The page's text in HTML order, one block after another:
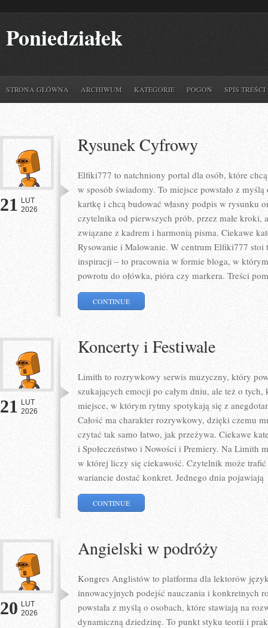
Poniedziałek
STRONA GŁÓWNA ARCHIWUM KATEGORIE POGOŃ SPIS TREŚCI
21 LUT
2026
Rysunek Cyfrowy
Elfiki777 to natchniony portal dla osób, które
w sposób świadomy. To miejsce powstało z
kartkę i chcą budować własny podpis w rysunku
czytelnika od pierwszych prób, przez małe kroki,
związane z kadrem i harmonią pisma. Ciekawe
Rysowanie i Malowanie. W centrum Elfiki777
inspiracji – to pracownia w formie bloga, w
powrotu do ołówka, pióra czy markera. Treści
CONTINUE
21 LUT
2026
Koncerty i Festiwale
Limith to rozrywkowy serwis muzyczny, który
szukających emocji po całym dniu, ale też o
miejsce, w którym rytmy spotykają się z
Całość ma charakter rozrywkowy, dzięki czemu
czytać tak samo łatwo, jak przeżywa. Ciekawe
i Społeczeństwo i Nowości i Premiery. Na Limith
w której liczy się ciekawość. Czytelnik może
wariancie dostać konkret. Jednego dnia pojawiają
CONTINUE
20 LUT
2026
Angielski w podróży
Kongres Anglistów to platforma dla lektorów
innowacyjnych podejść nauczania i konkretnych
powstała z myślą o osobach, które stawiają na
dynamiczną dziedzinę. To punkt styku teorii i